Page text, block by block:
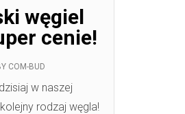
węgiel
cenie!
COM-BUD
w naszej
rodzaj węgla!